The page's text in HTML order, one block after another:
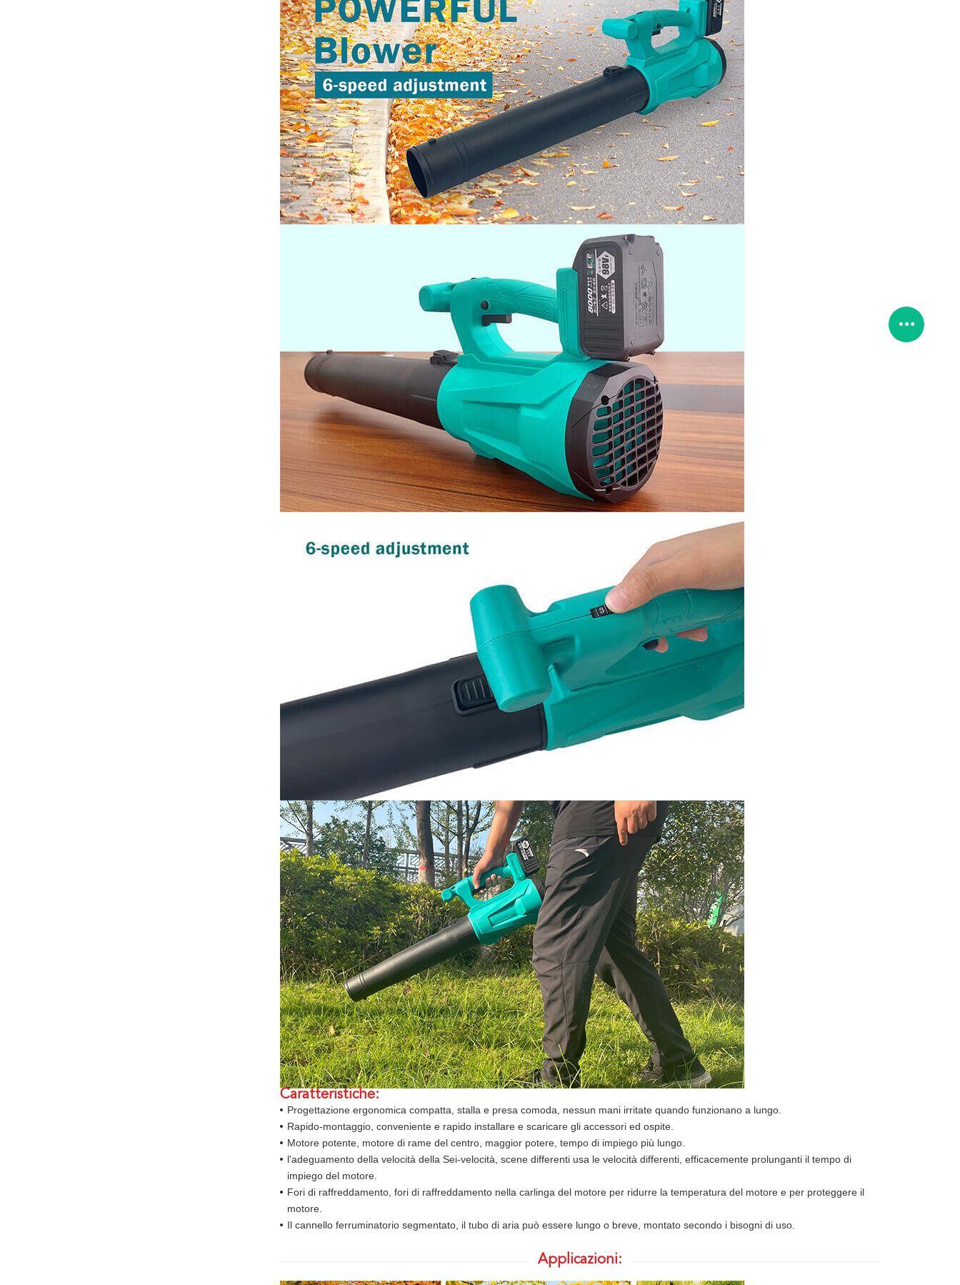
Caratteristiche:
Progettazione ergonomica compatta, stalla e presa comoda, nessun mani irritate quando funzionano a lungo.
Rapido-montaggio, conveniente e rapido installare e scaricare gli accessori ed ospite.
Motore potente, motore di rame del centro, maggior potere, tempo di impiego più lungo.
l'adeguamento della velocità della Sei-velocità, scene differenti usa le velocità differenti, efficacemente prolunganti il tempo di
impiego del motore.
Fori di raffreddamento, fori di raffreddamento nella carlinga del motore per ridurre la temperatura del motore e per proteggere il
motore.
Il cannello ferruminatorio segmentato, il tubo di aria può essere lungo o breve, montato secondo i bisogni di uso.
Applicazioni: